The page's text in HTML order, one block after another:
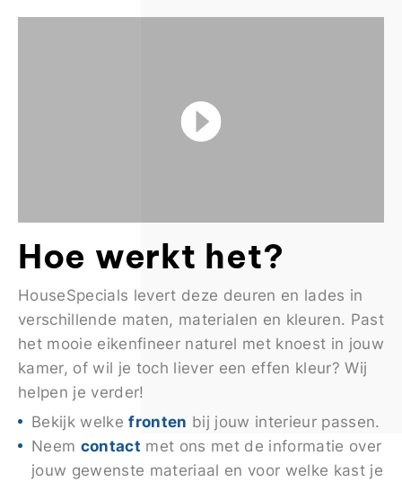
Hoe werkt het?
HouseSpecials levert deze deuren en lades in
verschillende maten, materialen en kleuren. Past
het mooie eikenfineer naturel met knoest in jouw
kamer, of wil je toch liever een effen kleur? Wij
helpen je verder!
Bekijk welkefronten bij jouw interieur passen.
Neem contact met ons met de informatie over
jouw gewenste materiaal en voor welke kast je